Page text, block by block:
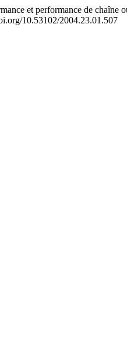
et performance de chaîne
10.53102/2004.23.01.507